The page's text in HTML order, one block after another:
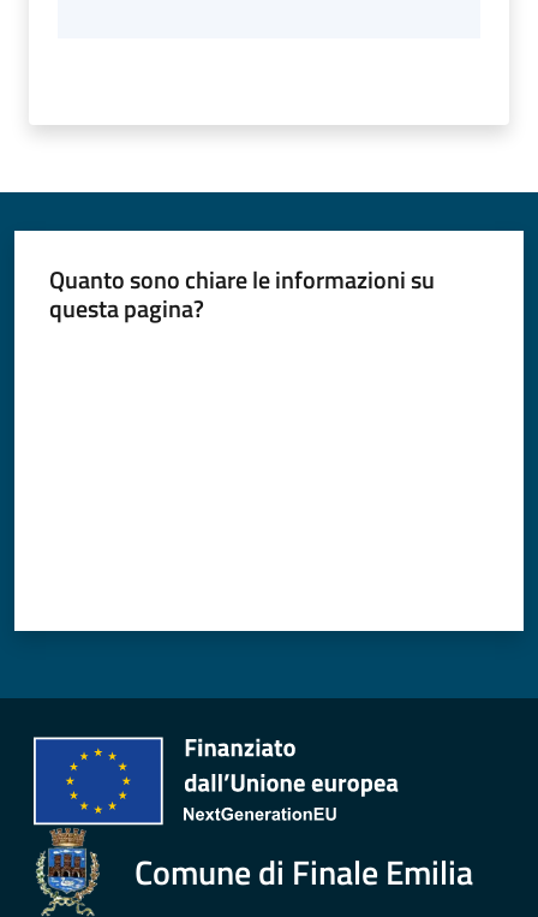
Quanto sono chiare le informazioni su
questa pagina?
Comune di Finale Emilia